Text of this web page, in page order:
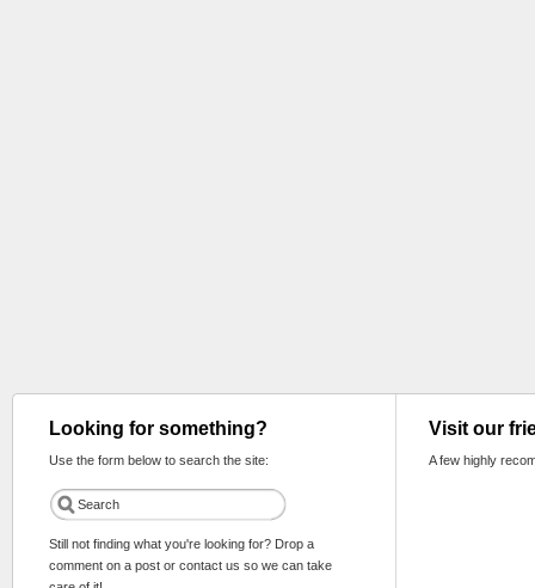
Looking for something?
Use the form below to search the site:
Still not finding what you're looking for? Drop a
comment on a post or contact us so we can take
Visit our
A few highly